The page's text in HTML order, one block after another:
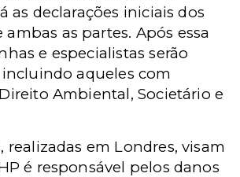
as declarações iniciais dos
as partes. Após essa
e especialistas serão
aqueles com
Ambiental, Societário e
realizadas em Londres, visam
é responsável pelos danos